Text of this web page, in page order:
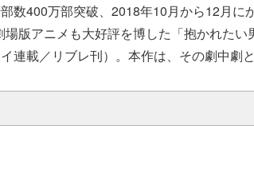
数400万部突破、2018年10月から12月に
版アニメも大好評を博した「抱かれたい
連載／リブレ刊）。本作は、その劇中劇